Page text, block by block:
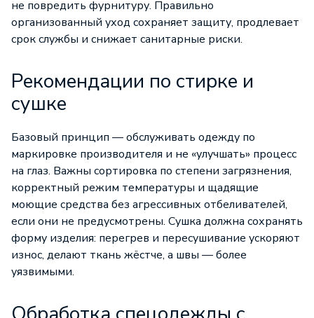
не повредить фурнитуру. Правильно
организованный уход сохраняет защиту, продлевает
срок службы и снижает санитарные риски.
Рекомендации по стирке и
сушке
Базовый принцип — обслуживать одежду по
маркировке производителя и не «улучшать» процесс
на глаз. Важны сортировка по степени загрязнения,
корректный режим температуры и щадящие
моющие средства без агрессивных отбеливателей,
если они не предусмотрены. Сушка должна сохранять
форму изделия: перегрев и пересушивание ускоряют
износ, делают ткань жёстче, а швы — более
уязвимыми.